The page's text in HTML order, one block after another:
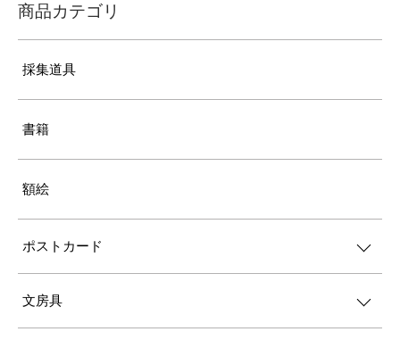
商品カテゴリ
採集道具
書籍
額絵
ポストカード
文房具